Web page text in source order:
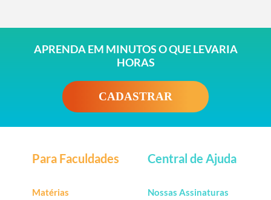
APRENDA EM MINUTOS O QUE LEVARIA
HORAS
CADASTRAR
Para Faculdades
Matérias
Central de Ajuda
Nossas Assinaturas